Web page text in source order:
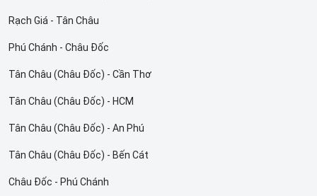
Rạch Giá - Tân Châu
Phú Chánh - Châu Đốc
Tân Châu (Châu Đốc) - Cần Thơ
Tân Châu (Châu Đốc) - HCM
Tân Châu (Châu Đốc) - An Phú
Tân Châu (Châu Đốc) - Bến Cát
Châu Đốc - Phú Chánh